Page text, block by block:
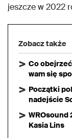
jeszcze w 2022
Zobacz także
Co
wam się
Początki
nadejście
WROsound
Kasia Lins